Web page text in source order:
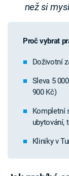
než si
Proč vybrat
Doživotní
Sleva 5
900 Kč)
Kompletní
ubytování,
Kliniky v